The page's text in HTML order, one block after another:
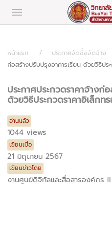
หน้าแรก ประกาศจัดซื้อจัดจ้าง
ก่อสร้างปรับปรุงอาคารเรียน ด้วยวิธีป
ประกาศประกวดราคาจ้างก่
ด้วยวิธีประกวดราคาอิเล็ก
อ่านแล้ว
1044 views
เขียนเมื่อ
21 มิถุนายน 2567
เขียนข่าวโดย
งานศูนย์ดิจิทัลและสื่อสารองค์กร II